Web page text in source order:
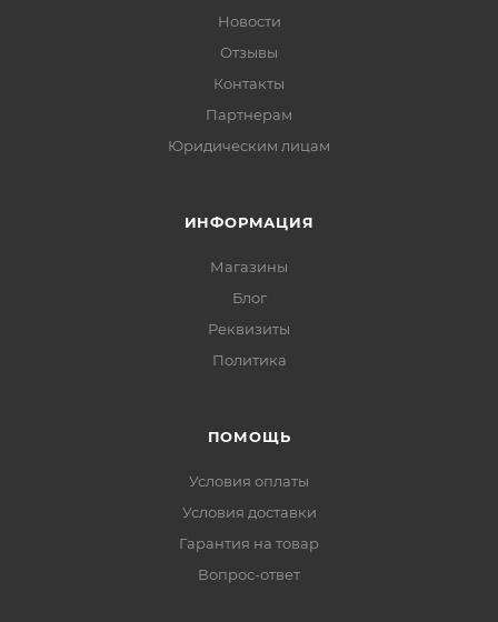
Новости
Отзывы
Контакты
Партнерам
Юридическим лицам
ИНФОРМАЦИЯ
Магазины
Блог
Реквизиты
Политика
ПОМОЩЬ
Условия оплаты
Условия доставки
Гарантия на товар
Вопрос-ответ